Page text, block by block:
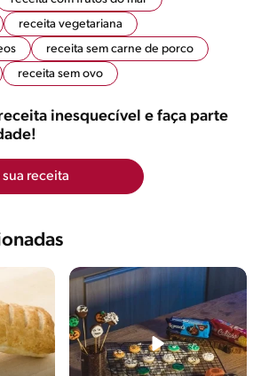
receita vegetariana
receita sem carne de porco
receita sem ovo
inesquecível e faça parte
sua receita